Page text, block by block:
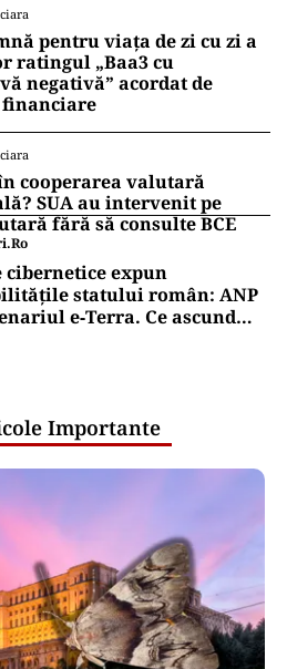
pentru viața de zi cu zi a
ratingul „Baa3 cu
negativă” acordat de
cooperarea valutară
SUA au intervenit pe
fără să consulte BCE
expun
statului român: ANP
e‑Terra. Ce ascund
Importante